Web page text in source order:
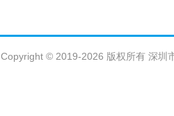
Copyright © 2019-2026 版权所有 深圳